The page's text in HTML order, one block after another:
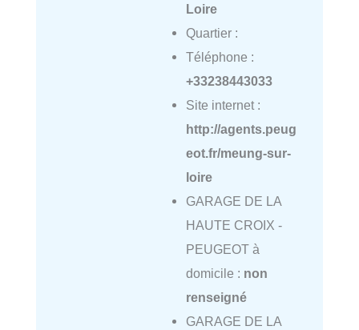
Loire
Quartier :
Téléphone :
+33238443033
Site internet :
http://agents.peug
eot.fr/meung-sur-
loire
GARAGE DE LA
HAUTE CROIX -
PEUGEOT à
domicile : non
renseigné
GARAGE DE LA